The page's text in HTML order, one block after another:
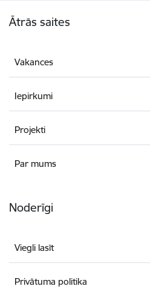
Ātrās saites
Vakances
Iepirkumi
Projekti
Par mums
Noderīgi
Viegli lasīt
Privātuma politika